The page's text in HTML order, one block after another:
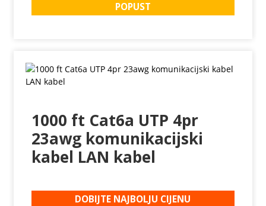
POPUST
1000 ft Cat6a UTP 4pr
23awg komunikacijski
kabel LAN kabel
DOBIJTE NAJBOLJU CIJENU